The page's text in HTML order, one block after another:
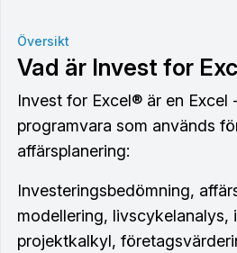
Översikt
Vad är Invest for
Invest for Excel® är en Excel
programvara som används
affärsplanering:
Investeringsbedömning,
modellering, livscykelanalys,
projektkalkyl,